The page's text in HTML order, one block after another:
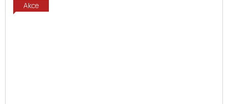
Akce